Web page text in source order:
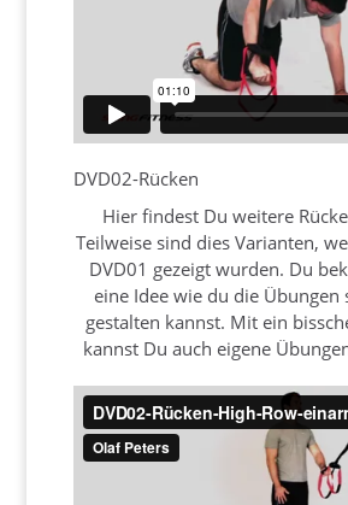
DVD02-Rücken
Hier findest Du weitere
Teilweise sind dies Varianten,
DVD01 gezeigt wurden. Du
eine Idee wie du die Übungen
gestalten kannst. Mit ein
kannst Du auch eigene